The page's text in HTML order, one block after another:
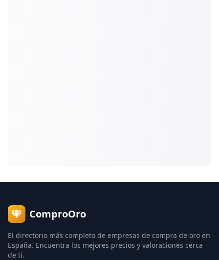
ComproOro
El directorio más completo de empresas de compra de oro en
España. Encuentra los mejores precios y valoraciones cerca
de ti.